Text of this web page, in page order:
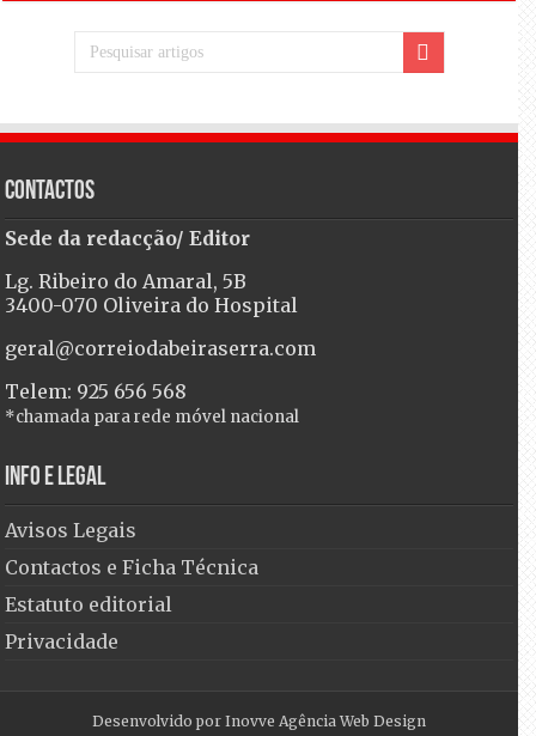
Contactos
Sede da redacção/ Editor
Lg. Ribeiro do Amaral, 5B
3400-070 Oliveira do Hospital
geral@correiodabeiraserra.com
Telem: 925 656 568
*chamada para rede móvel nacional
Info e Legal
Avisos Legais
Contactos e Ficha Técnica
Estatuto editorial
Privacidade
Desenvolvido por Inovve Agência Web Design